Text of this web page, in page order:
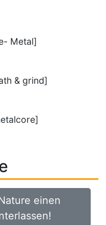
Metal]
& grind]
einen